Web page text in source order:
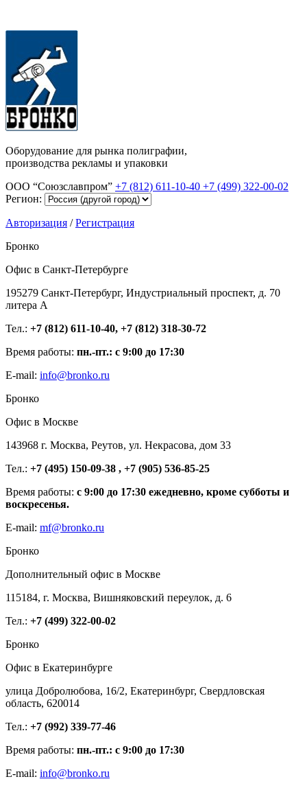
Оборудование для рынка полиграфии,
производства рекламы и упаковки
ООО “Союзславпром” +7 (812) 611-10-40 +7 (499) 322-00-02
Регион:
Авторизация /Регистрация
Бронко
Офис в Санкт-Петербурге
195279 Санкт-Петербург, Индустриальный проспект, д. 70
литера А
Тел.: +7 (812) 611-10-40, +7 (812) 318-30-72
Время работы: пн.-пт.: с 9:00 до 17:30
E-mail: info@bronko.ru
Бронко
Офис в Москве
143968 г. Москва, Реутов, ул. Некрасова, дом 33
Тел.: +7 (495) 150-09-38 , +7 (905) 536-85-25
Время работы: с 9:00 до 17:30 ежедневно, кроме субботы и
воскресенья.
E-mail: mf@bronko.ru
Бронко
Дополнительный офис в Москве
115184, г. Москва, Вишняковский переулок, д. 6
Тел.: +7 (499) 322-00-02
Бронко
Офис в Екатеринбурге
улица Добролюбова, 16/2, Екатеринбург, Свердловская
область, 620014
Тел.: +7 (992) 339-77-46
Время работы: пн.-пт.: с 9:00 до 17:30
E-mail: info@bronko.ru